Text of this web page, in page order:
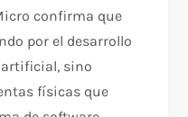
confirma que
por el desarrollo
sino
físicas que